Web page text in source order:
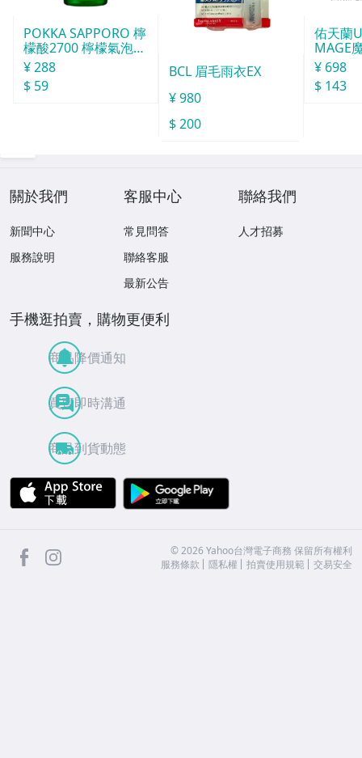
POKKA SAPPORO 檸
檬酸2700 檸檬氣泡飲
155ml
¥ 288
$ 59
BCL 眉毛雨衣EX
¥ 980
$ 200
佑天蘭
MAGE
型
¥ 698
$ 143
關於我們
新聞中心
服務說明
客服中心
常見問答
聯絡客服
最新公告
聯絡我們
人才招募
手機逛拍賣，購物更便利
商品降價通知
買賣即時溝通
商品到貨動態
APP Store
facebook ©2026 Yahoo台灣電子商務 保留所有權利
服務條款
隱私權 拍賣使用規範 交易安全